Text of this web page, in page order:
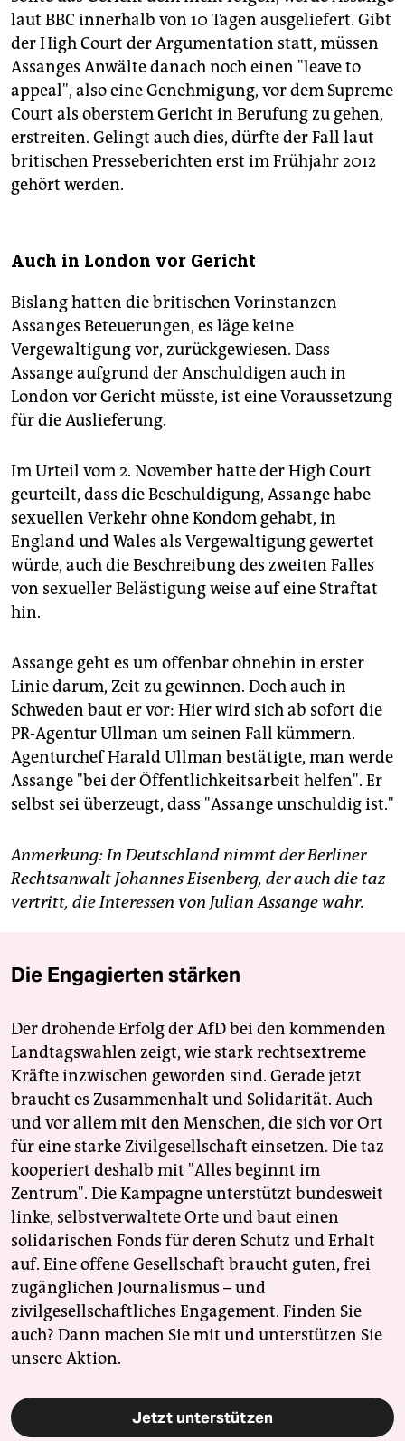
laut BBC innerhalb von 10 Tagen ausgeliefert. Gibt
der High Court der Argumentation statt, müssen
Assanges Anwälte danach noch einen "leave to
appeal", also eine Genehmigung, vor dem Supreme
Court als oberstem Gericht in Berufung zu gehen,
erstreiten. Gelingt auch dies, dürfte der Fall laut
britischen Presseberichten erst im Frühjahr 2012
gehört werden.
Auch in London vor Gericht
Bislang hatten die britischen Vorinstanzen
Assanges Beteuerungen, es läge keine
Vergewaltigung vor, zurückgewiesen. Dass
Assange aufgrund der Anschuldigen auch in
London vor Gericht müsste, ist eine Voraussetzung
für die Auslieferung.
Im Urteil vom 2. November hatte der High Court
geurteilt, dass die Beschuldigung, Assange habe
sexuellen Verkehr ohne Kondom gehabt, in
England und Wales als Vergewaltigung gewertet
würde, auch die Beschreibung des zweiten Falles
von sexueller Belästigung weise auf eine Straftat
hin.
Assange geht es um offenbar ohnehin in erster
Linie darum, Zeit zu gewinnen. Doch auch in
Schweden baut er vor: Hier wird sich ab sofort die
PR-Agentur Ullman um seinen Fall kümmern.
Agenturchef Harald Ullman bestätigte, man werde
Assange "bei der Öffentlichkeitsarbeit helfen". Er
selbst sei überzeugt, dass "Assange unschuldig ist."
Anmerkung: In Deutschland nimmt der Berliner
Rechtsanwalt Johannes Eisenberg, der auch die taz
vertritt, die Interessen von Julian Assange wahr.
Die Engagierten stärken
Der drohende Erfolg der AfD bei den kommenden
Landtagswahlen zeigt, wie stark rechtsextreme
Kräfte inzwischen geworden sind. Gerade jetzt
braucht es Zusammenhalt und Solidarität. Auch
und vor allem mit den Menschen, die sich vor Ort
für eine starke Zivilgesellschaft einsetzen. Die taz
kooperiert deshalb mit "Alles beginnt im
Zentrum". Die Kampagne unterstützt bundesweit
linke, selbstverwaltete Orte und baut einen
solidarischen Fonds für deren Schutz und Erhalt
auf. Eine offene Gesellschaft braucht guten, frei
zugänglichen Journalismus – und
zivilgesellschaftliches Engagement. Finden Sie
auch? Dann machen Sie mit und unterstützen Sie
unsere Aktion.
Jetzt unterstützen